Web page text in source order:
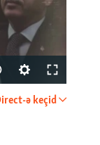
ə keçid